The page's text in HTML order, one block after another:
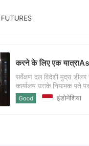
करने के लिए एक
सर्वेक्षण दल विदेशी मुद्रा
कार्यालय उसके नियामक पते
जांच करने के लिए डीलर के
संचालन की स्थिति अनजान
Good इंडोनेशिया